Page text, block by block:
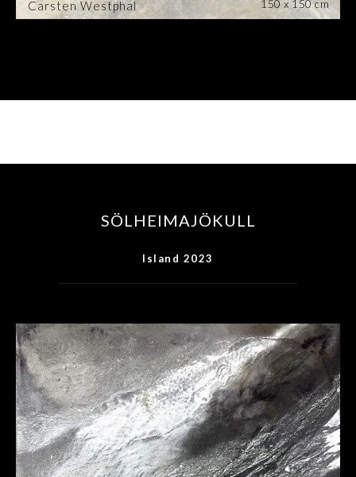
Carsten Westphal 150 x 150 cm
SÖLHEIMAJÖKULL
Island 2023